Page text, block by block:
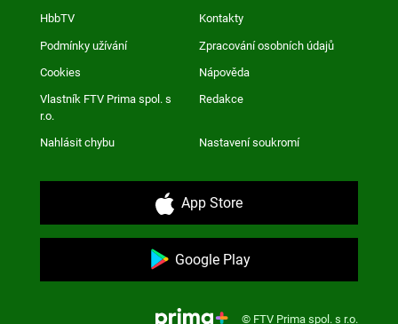
HbbTV Kontakty
Podmínky užívání Zpracování osobních údajů
Cookies Nápověda
Vlastník FTV Prima spol. s
r.o.
Redakce
Nahlásit chybu Nastavení soukromí
App Store
Google Play
© FTV Prima spol. s r.o.